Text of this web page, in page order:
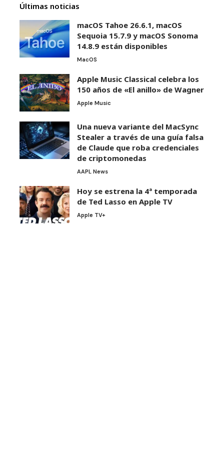
Últimas noticias
macOS Tahoe 26.6.1, macOS
Sequoia 15.7.9 y macOS Sonoma
14.8.9 están disponibles
MacOS
Apple Music Classical celebra los
150 años de «El anillo» de Wagner
Apple Music
Una nueva variante del MacSync
Stealer a través de una guía falsa
de Claude que roba credenciales
de criptomonedas
AAPL News
Hoy se estrena la 4ª temporada
de Ted Lasso en Apple TV
Apple TV+